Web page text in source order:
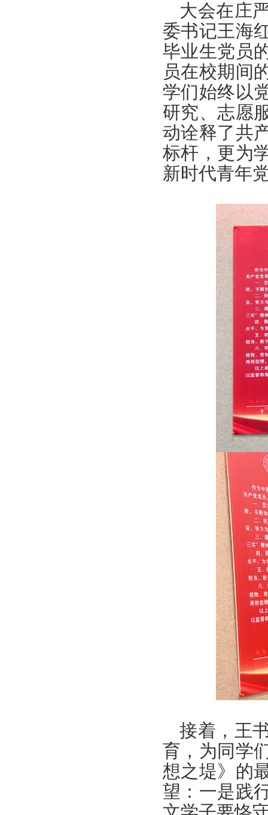
大会在庄
委书记王海
毕业生党员
员在校期间
学们始终以
研究、志愿
动诠释了共
标杆，更为
新时代青年
接着，王
育，为同学
想之堤》的
望：一是践